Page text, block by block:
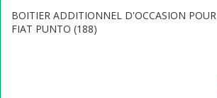
BOITIER ADDITIONNEL D'OCCASION POUR
FIAT PUNTO (188)